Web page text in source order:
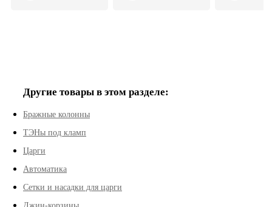
Другие товары в этом разделе:
Бражные колонны
ТЭНы под кламп
Царги
Автоматика
Сетки и насадки для царги